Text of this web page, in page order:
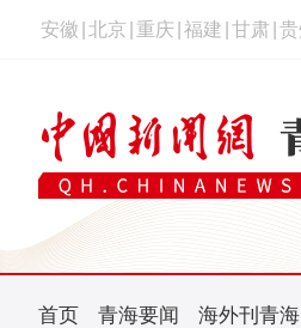
安徽 北京 重庆 福建 甘肃 贵
首页 青海要闻 海外刊青海